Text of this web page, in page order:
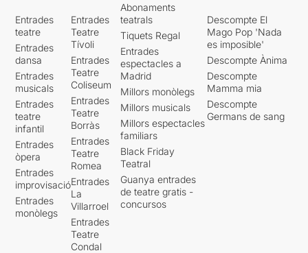
Entrades
teatre
Entrades
dansa
Entrades
musicals
Entrades
teatre
infantil
Entrades
òpera
Entrades
improvisació
Entrades
monòlegs
Entrades
Teatre
Tívoli
Entrades
Teatre
Coliseum
Entrades
Teatre
Borràs
Entrades
Teatre
Romea
Entrades
La
Villarroel
Entrades
Teatre
Condal
Abonaments
teatrals
Tiquets Regal
Entrades
espectacles a
Madrid
Millors monòlegs
Millors musicals
Millors espectacles
familiars
Black Friday
Teatral
Guanya entrades
de teatre gratis -
concursos
Descompte El
Mago Pop 'Nada
es imposible'
Descompte Ànima
Descompte
Mamma mia
Descompte
Germans de sang